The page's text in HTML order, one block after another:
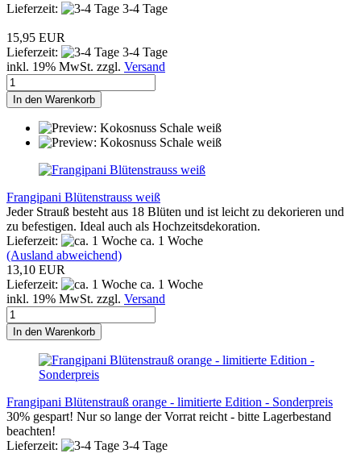
Lieferzeit: 3-4 Tage
15,95 EUR
Lieferzeit:
3-4 Tage
inkl. 19% MwSt. zzgl. Versand
In den Warenkorb
Frangipani Blütenstrauss weiß
Jeder Strauß besteht aus 18 Blüten und ist leicht zu dekorieren und
zu befestigen. Ideal auch als Hochzeitsdekoration.
Lieferzeit:
ca. 1 Woche
(Ausland abweichend)
13,10 EUR
Lieferzeit:
ca. 1 Woche
inkl. 19% MwSt. zzgl. Versand
In den Warenkorb
Frangipani Blütenstrauß orange - limitierte Edition - Sonderpreis
30% gespart! Nur so lange der Vorrat reicht - bitte Lagerbestand
beachten!
Lieferzeit:
3-4 Tage